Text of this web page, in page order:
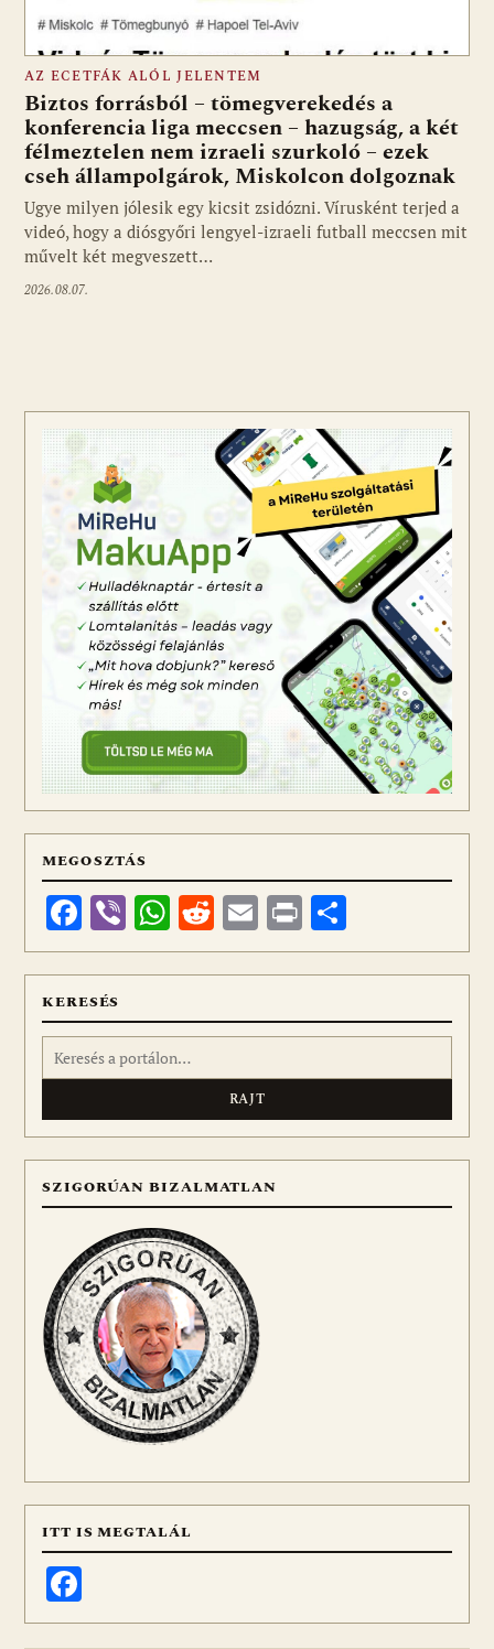
AZ ECETFÁK ALÓL JELENTEM
Biztos forrásból – tömegverekedés a
konferencia liga meccsen – hazugság, a két
félmeztelen nem izraeli szurkoló – ezek
cseh állampolgárok, Miskolcon dolgoznak
Ugye milyen jólesik egy kicsit zsidózni. Vírusként terjed a
videó, hogy a diósgyőri lengyel-izraeli futball meccsen mit
művelt két megveszett…
2026.08.07.
MEGOSZTÁS
Facebook
ViberWhatsApp
Reddit
Email
Print
meg
KERESÉS
Keresés:
SZIGORÚAN BIZALMATLAN
ITT IS MEGTALÁL